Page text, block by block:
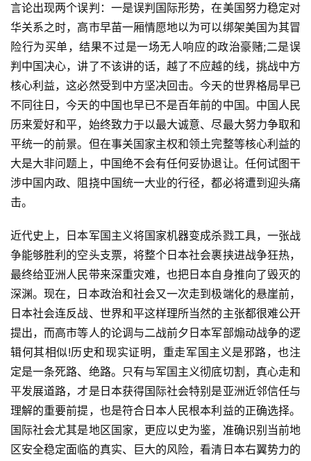
言论出现两个误判：一是误判国际形势，在美国努力稳定对
华关系之时，高市早苗一厢情愿地以为可以绑架美国为其冒
险行为买单，结果不过是一场无人响应的政治豪赌;二是误
判中国决心，讲了不该讲的话，越了不应越的线，挑战中方
核心利益，这必然受到中方坚决回击。今天的世界格局早已
不同往日，今天的中国也早已不是百年前的中国。中国人民
历来爱好和平，始终致力于以最大诚意、尽最大努力争取和
平统一的前景。但在事关国家主权和领土完整等核心利益的
大是大非问题上，中国绝不会有任何妥协退让。任何试图干
涉中国内政、阻挠中国统一大业的行径，都必将遭到迎头痛
击。
近代史上，日本军国主义将国家机器变成杀戮工具，一张战
争能够胜利的空头支票，将整个日本社会裹挟进战争狂热，
最终给亚洲人民带来深重灾难，也把日本自身推向了毁灭的
深渊。现在，日本政治和社会又一次走到极端化的悬崖前，
日本社会连反战、世界和平这样理所当然的主张都很难公开
提出，而高市等人的论调与二战前夕日本军部煽动战争的逻
辑何其相似!历史和现实证明，重走军国主义是邪路，也注
定是一条死路、绝路。只有与军国主义彻底切割，真心走和
平发展道路，才是日本获得国际社会特别是亚洲近邻信任与
理解的重要前提，也是符合日本人民根本利益的正确选择。
国际社会尤其是地区国家，更应以史为鉴，准确识别当前地
区安全稳定面临的真实、巨大的风险，看清日本右翼势力的